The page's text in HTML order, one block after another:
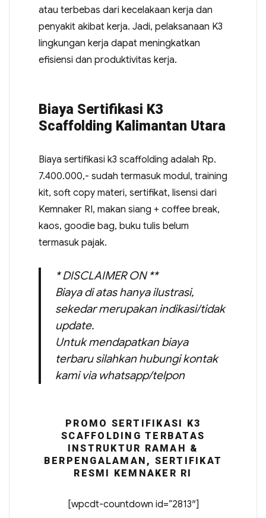
atau terbebas dari kecelakaan kerja dan
penyakit akibat kerja. Jadi, pelaksanaan K3
lingkungan kerja dapat meningkatkan
efisiensi dan produktivitas kerja.
Biaya Sertifikasi K3
Scaffolding Kalimantan Utara
Biaya sertifikasi k3 scaffolding adalah Rp.
7.400.000,- sudah termasuk modul, training
kit, soft copy materi, sertifikat, lisensi dari
Kemnaker RI, makan siang + coffee break,
kaos, goodie bag, buku tulis belum
termasuk pajak.
* DISCLAIMER ON **
Biaya di atas hanya ilustrasi,
sekedar merupakan indikasi/tidak
update.
Untuk mendapatkan biaya
terbaru silahkan hubungi kontak
kami via whatsapp/telpon
PROMO SERTIFIKASI K3
SCAFFOLDING TERBATAS
INSTRUKTUR RAMAH &
BERPENGALAMAN, SERTIFIKAT
RESMI KEMNAKER RI
[wpcdt-countdown id=”2813″]